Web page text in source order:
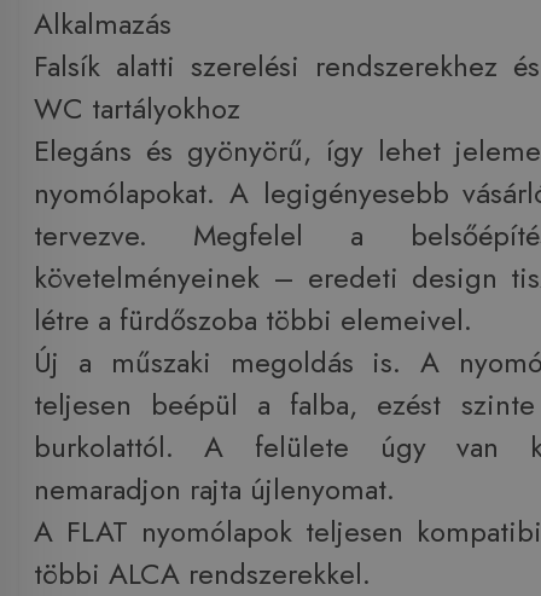
Alkalmazás
Falsík alatti szerelési rendszerekhez
WC tartályokhoz
Elegáns és gyönyörű, így lehet
nyomólapokat. A legigényesebb
tervezve. Megfelel a
követelményeinek – eredeti design
létre a fürdőszoba többi elemeivel.
Új a műszaki megoldás is. A
teljesen beépül a falba, ezést
burkolattól. A felülete úgy van
nemaradjon rajta újlenyomat.
A FLAT nyomólapok teljesen
többi ALCA rendszerekkel.